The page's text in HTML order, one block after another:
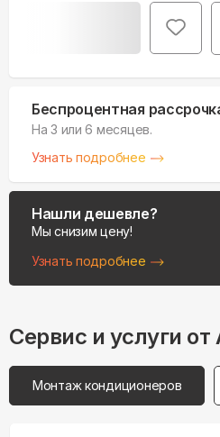
Беспроцентная
На 3 или 6 месяцев.
Узнать подробнее
Нашли дешевле?
Мы снизим цену!
Узнать подробнее
Сервис и услуги
Монтаж кондиционеров